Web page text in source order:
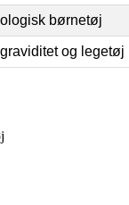
børnetøj
og legetøj